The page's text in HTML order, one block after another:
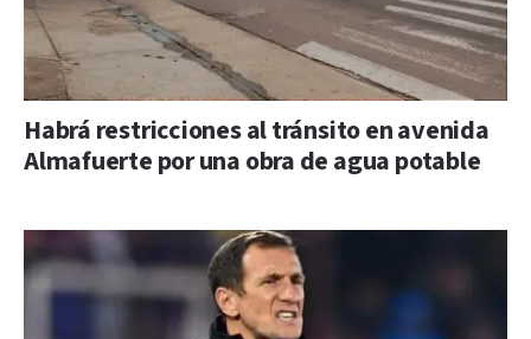
Habrá restricciones al tránsito en avenida
Almafuerte por una obra de agua potable